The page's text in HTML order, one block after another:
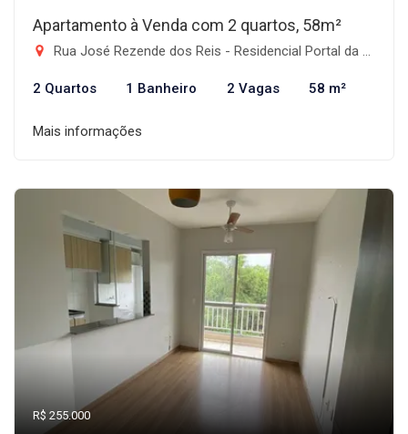
Apartamento à Venda com 2 quartos, 58m²
Rua José Rezende dos Reis - Residencial Portal da Mantiqueira, Taubaté-SP
2 Quartos 1 Banheiro 2 Vagas 58 m²
Mais informações
R$ 255.000